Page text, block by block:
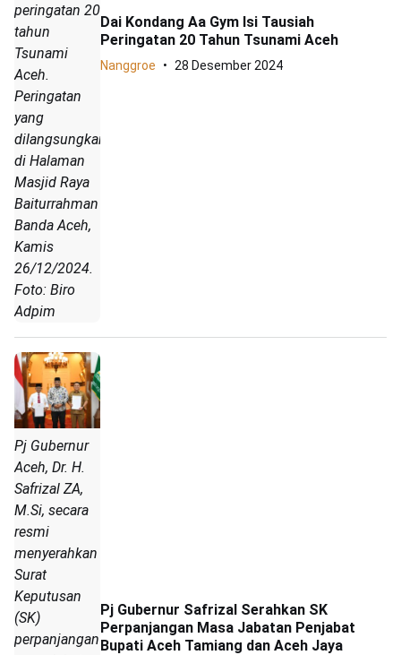
peringatan 20
tahun
Tsunami
Aceh.
Peringatan
yang
dilangsungkan
di Halaman
Masjid Raya
Baiturrahman
Banda Aceh,
Kamis
26/12/2024.
Foto: Biro
Adpim
Dai Kondang Aa Gym Isi Tausiah
Peringatan 20 Tahun Tsunami Aceh
Nanggroe 28 Desember 2024
Pj Gubernur
Aceh, Dr. H.
Safrizal ZA,
M.Si, secara
resmi
menyerahkan
Surat
Keputusan
(SK)
perpanjangan
Pj Gubernur Safrizal Serahkan SK
Perpanjangan Masa Jabatan Penjabat
Bupati Aceh Tamiang dan Aceh Jaya